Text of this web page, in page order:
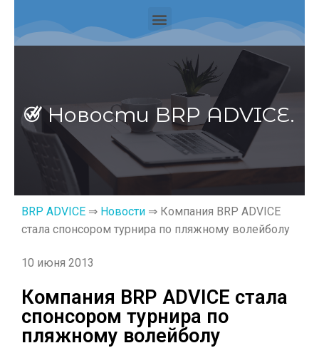
Новости BRP ADVICE.
BRP ADVICE ⇒ Новости ⇒ Компания BRP ADVICE
стала спонсором турнира по пляжному волейболу
10 июня 2013
Компания BRP ADVICE стала
спонсором турнира по
пляжному волейболу